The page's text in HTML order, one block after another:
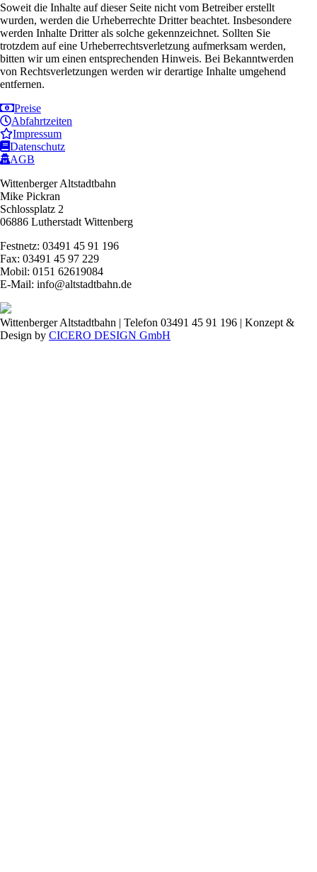
Soweit die Inhalte auf dieser Seite nicht vom Betreiber erstellt
wurden, werden die Urheberrechte Dritter beachtet. Insbesondere
werden Inhalte Dritter als solche gekennzeichnet. Sollten Sie
trotzdem auf eine Urheberrechtsverletzung aufmerksam werden,
bitten wir um einen entsprechenden Hinweis. Bei Bekanntwerden
von Rechtsverletzungen werden wir derartige Inhalte umgehend
entfernen.
Preise
Abfahrtzeiten
Impressum
Datenschutz
AGB
Wittenberger Altstadtbahn
Mike Pickran
Schlossplatz 2
06886 Lutherstadt Wittenberg
Festnetz: 03491 45 91 196
Fax: 03491 45 97 229
Mobil: 0151 62619084
E-Mail: info@altstadtbahn.de
Wittenberger Altstadtbahn | Telefon 03491 45 91 196 | Konzept &
Design by CICERO DESIGN GmbH